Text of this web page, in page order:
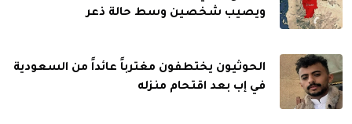
ويصيب شخصين وسط حالة ذعر
الحوثيون يختطفون مغترباً عائداً من السعودية
في إب بعد اقتحام منزله